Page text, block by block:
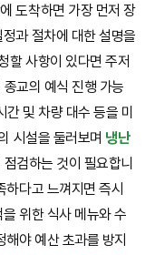
도착하면 가장 먼저 장
과 절차에 대한 설명을
할 사항이 있다면 주저
교의 예식 진행 가능
및 차량 대수 등을 미
시설을 둘러보며 냉난
검하는 것이 필요합니
다고 느껴지면 즉시
위한 식사 메뉴와 수
해야 예산 초과를 방지